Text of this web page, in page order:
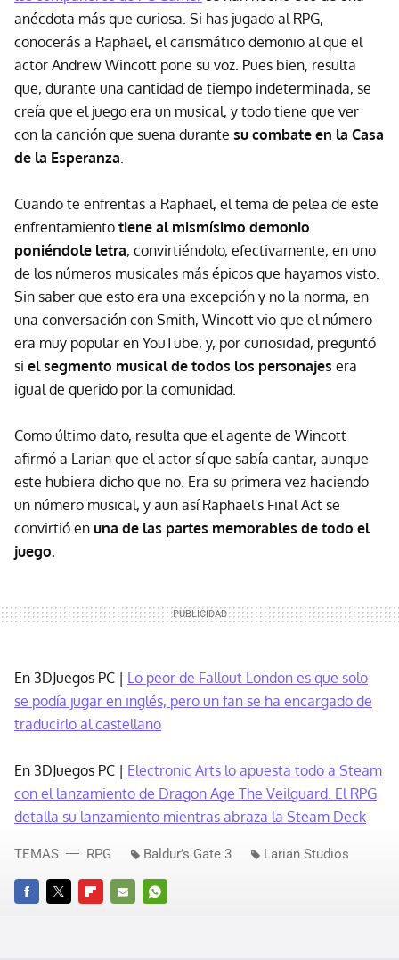
anécdota más que curiosa. Si has jugado al RPG,
conocerás a Raphael, el carismático demonio al que el
actor Andrew Wincott pone su voz. Pues bien, resulta
que, durante una cantidad de tiempo indeterminada, se
creía que el juego era un musical, y todo tiene que ver
con la canción que suena durante su combate en la Casa
de la Esperanza.
Cuando te enfrentas a Raphael, el tema de pelea de este
enfrentamiento tiene al mismísimo demonio
poniéndole letra, convirtiéndolo, efectivamente, en uno
de los números musicales más épicos que hayamos visto.
Sin saber que esto era una excepción y no la norma, en
una conversación con Smith, Wincott vio que el número
era muy popular en YouTube, y, por curiosidad, preguntó
si el segmento musical de todos los personajes era
igual de querido por la comunidad.
Como último dato, resulta que el agente de Wincott
afirmó a Larian que el actor sí que sabía cantar, aunque
este hubiera dicho que no. Era su primera vez haciendo
un número musical, y aun así Raphael's Final Act se
convirtió en una de las partes memorables de todo el
juego.
En 3DJuegos PC | Lo peor de Fallout London es que solo
se podía jugar en inglés, pero un fan se ha encargado de
traducirlo al castellano
En 3DJuegos PC | Electronic Arts lo apuesta todo a Steam
con el lanzamiento de Dragon Age The Veilguard. El RPG
detalla su lanzamiento mientras abraza la Steam Deck
FACEBOOKTWITTERFLIPBOARD
E-
WHATSAPP
TEMAS RPG Baldur’s Gate 3 Larian Studios